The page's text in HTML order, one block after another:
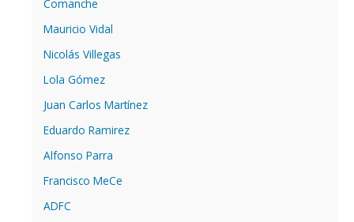
Comanche
Mauricio Vidal
Nicolás Villegas
Lola Gómez
Juan Carlos Martínez
Eduardo Ramirez
Alfonso Parra
Francisco MeCe
ADFC